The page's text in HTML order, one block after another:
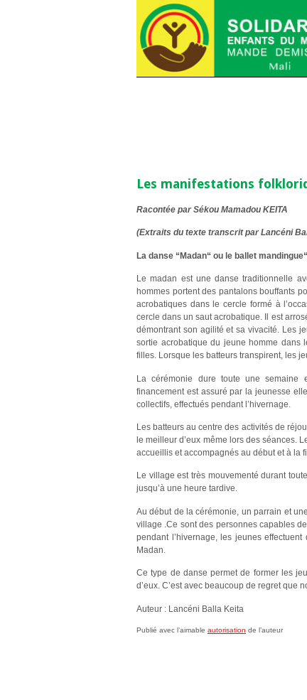
Les manifestations
Racontée par Sékou Mamadou KEITA
(Extraits du texte transcrit par Lancéni
La danse “Madan“ ou le ballet mandingue“
Le madan est une danse traditionnelle
hommes portent des pantalons bouffants
acrobatiques dans le cercle formé à
cercle dans un saut acrobatique. Il est
démontrant son agilité et sa vivacité. Les
sortie acrobatique du jeune homme dans
filles. Lorsque les batteurs transpirent, les
La cérémonie dure toute une semaine
financement est assuré par la jeunesse
collectifs, effectués pendant l’hivernage.
Les batteurs au centre des activités de
le meilleur d’eux même lors des séances.
accueillis et accompagnés au début et à la
Le village est très mouvementé durant
jusqu’à une heure tardive.
Au début de la cérémonie, un parrain et
village .Ce sont des personnes capables
pendant l’hivernage, les jeunes
Madan.
Ce type de danse permet de former les
d’eux. C’est avec beaucoup de regret que
Auteur : Lancéni Balla Keita
Publié avec l’aimable autorisation de l’auteur